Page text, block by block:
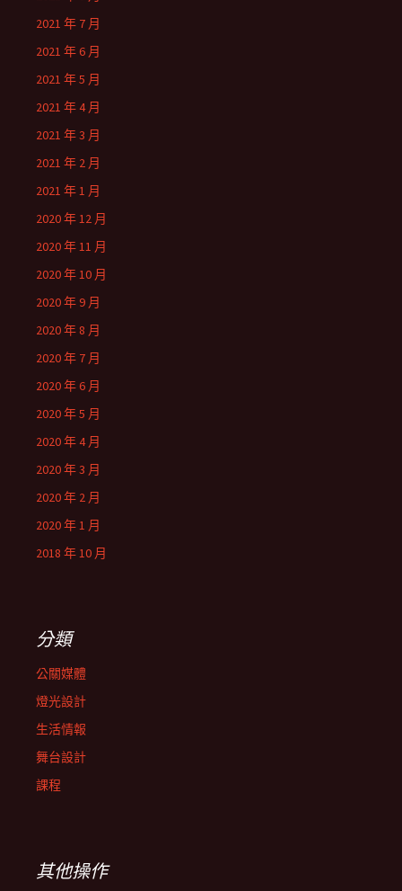
2021 年 7 月
2021 年 6 月
2021 年 5 月
2021 年 4 月
2021 年 3 月
2021 年 2 月
2021 年 1 月
2020 年 12 月
2020 年 11 月
2020 年 10 月
2020 年 9 月
2020 年 8 月
2020 年 7 月
2020 年 6 月
2020 年 5 月
2020 年 4 月
2020 年 3 月
2020 年 2 月
2020 年 1 月
2018 年 10 月
分類
公關媒體
燈光設計
生活情報
舞台設計
課程
其他操作